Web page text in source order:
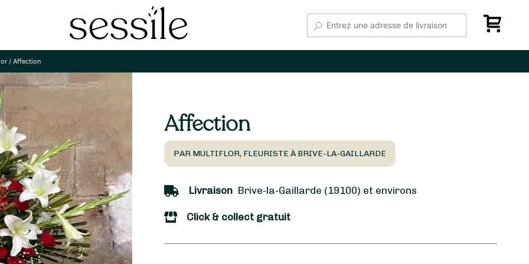
/ Affection
Affection
PAR MULTIFLOR, FLEURISTE À BRIVE-LA-GAILLARDE
LivraisonBrive-la-Gaillarde (19100) et environs
Click & collect gratuit